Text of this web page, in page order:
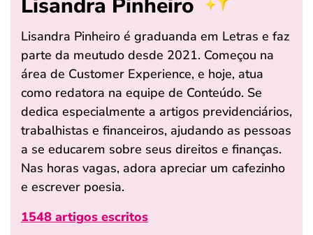
Lisandra Pinheiro
Lisandra Pinheiro é graduanda em Letras e faz
parte da meutudo desde 2021. Começou na
área de Customer Experience, e hoje, atua
como redatora na equipe de Conteúdo. Se
dedica especialmente a artigos previdenciários,
trabalhistas e financeiros, ajudando as pessoas
a se educarem sobre seus direitos e finanças.
Nas horas vagas, adora apreciar um cafezinho
e escrever poesia.
1548 artigos escritos